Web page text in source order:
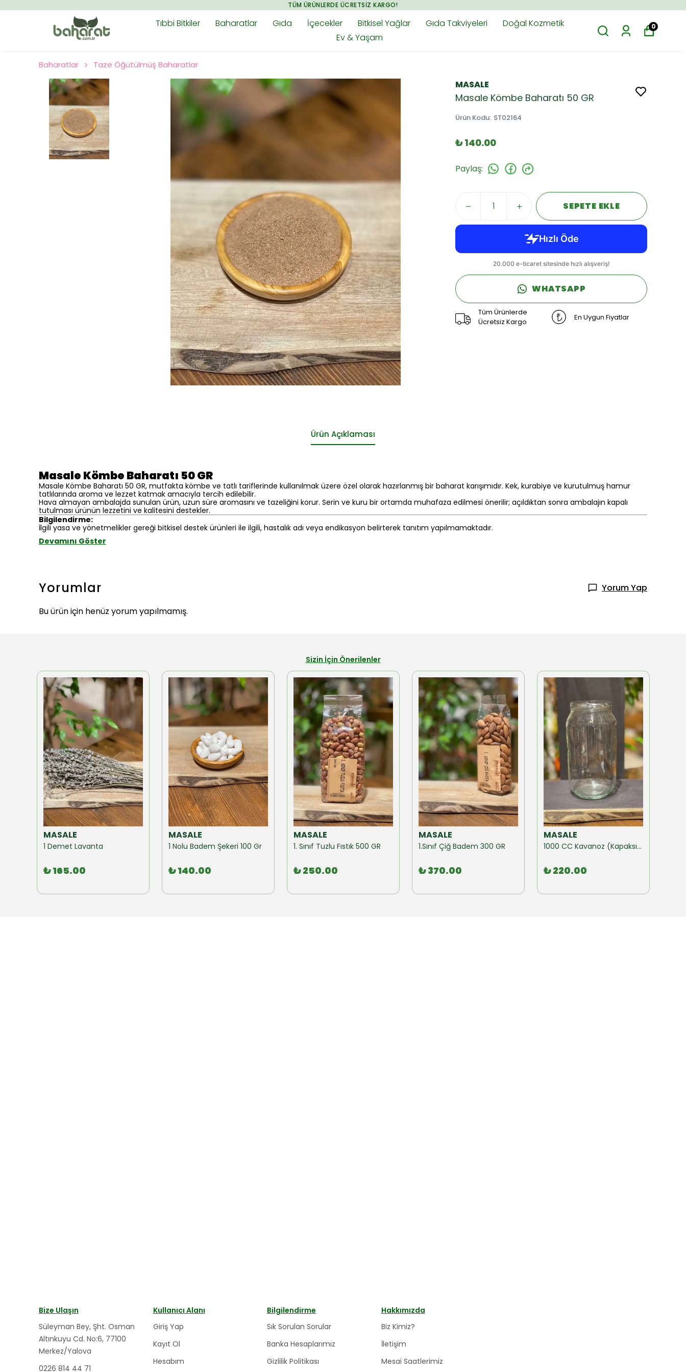
TÜM ÜRÜNLERDE ÜCRETSIZ KARGO!
Tıbbi Bitkiler Baharatlar Gıda İçecekler Bitkisel Yağlar Gıda Takviyeleri
Doğal Kozmetik
Ev & Yaşam
0
Baharatlar Taze Öğütülmüş Baharatlar
MASALE
Masale Kömbe Baharatı 50 GR
Ürün Kodu: ST02164
₺ 140.00
Paylaş:
SEPETE EKLE
WHATSAPP
Tüm Ürünlerde
Ücretsiz Kargo
En Uygun Fiyatlar
Ürün Açıklaması
Masale Kömbe Baharatı 50 GR
Masale Kömbe Baharatı 50 GR, mutfakta kömbe ve tatlı tariflerinde kullanılmak üzere özel olarak hazırlanmış bir baharat karışımıdır. Kek, kurabiye ve kurutulmuş hamur
tatlılarında aroma ve lezzet katmak amacıyla tercih edilebilir.
Hava almayan ambalajda sunulan ürün, uzun süre aromasını ve tazeliğini korur. Serin ve kuru bir ortamda muhafaza edilmesi önerilir; açıldıktan sonra ambalajın kapalı
tutulması ürünün lezzetini ve kalitesini destekler.
Bilgilendirme:
İlgili yasa ve yönetmelikler gereği bitkisel destek ürünleri ile ilgili, hastalık adı veya endikasyon belirterek tanıtım yapılmamaktadır.
Devamını Göster
Yorumlar
Yorum Yap
Bu ürün için henüz yorum yapılmamış.
Sizin İçin Önerilenler
MASALE
1 Demet Lavanta
₺ 165.00
MASALE
1 Nolu Badem Şekeri 100 Gr
₺ 140.00
MASALE
1. Sınıf Tuzlu Fıstık 500 GR
₺ 250.00
MASALE
1.Sınıf Çiğ Badem 300 GR
₺ 370.00
MASALE
1000 CC Kavanoz (Kapaksız) 10 Adet
₺ 220.00
Bize Ulaşın
Süleyman Bey, Şht. Osman
Altınkuyu Cd. No:6, 77100
Merkez/Yalova
0226 814 44 71
Kullanıcı Alanı
Giriş Yap
Kayıt Ol
Hesabım
Bilgilendirme
Sık Sorulan Sorular
Banka Hesaplarımız
Gizlilik Politikası
Hakkımızda
Biz Kimiz?
İletişim
Mesai Saatlerimiz